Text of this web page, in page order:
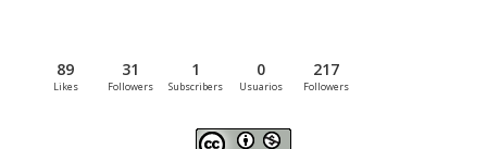
89
Likes
31
Followers
1
Subscribers
0
Usuarios
217
Followers